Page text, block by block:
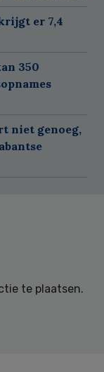
er 7,4
350
niet genoeg,
te plaatsen.